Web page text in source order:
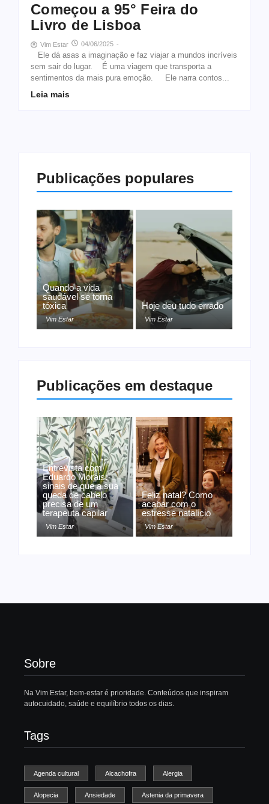
Começou a 95° Feira do
Livro de Lisboa
Vim Estar 04/06/2025 -
Ele dá asas a imaginação e faz viajar a mundos incríveis
sem sair do lugar. É uma viagem que transporta a
sentimentos da mais pura emoção. Ele narra contos...
Leia mais
Publicações populares
Quando a vida
saudável se torna
tóxica
Vim Estar
Hoje deu tudo errado
Vim Estar
Publicações em destaque
Entrevista com
Eduardo Morais:
sinais de que a sua
queda de cabelo
precisa de um
terapeuta capilar
Vim Estar
Feliz natal? Como
acabar com o
estresse natalício
Vim Estar
Sobre
Na Vim Estar, bem-estar é prioridade. Conteúdos que inspiram
autocuidado, saúde e equilíbrio todos os dias.
Tags
Agenda cultural Alcachofra Alergia
Alopecia Ansiedade Astenia da primavera